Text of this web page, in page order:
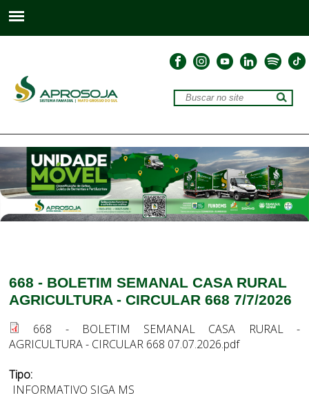
668 - BOLETIM SEMANAL CASA RURAL
AGRICULTURA - CIRCULAR 668 7/7/2026
668 - BOLETIM SEMANAL CASA RURAL -
AGRICULTURA - CIRCULAR 668 07.07.2026.pdf
Tipo:
INFORMATIVO SIGA MS